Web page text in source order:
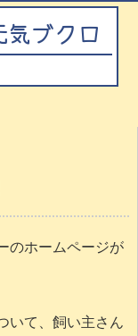
気ブクロ
のホームページが
いて、飼い主さん